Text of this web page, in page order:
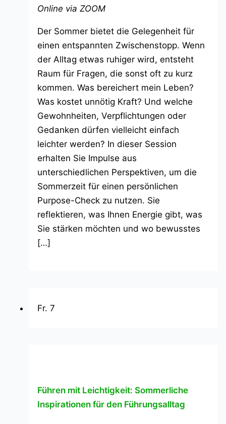
Online via ZOOM
Der Sommer bietet die Gelegenheit für
einen entspannten Zwischenstopp. Wenn
der Alltag etwas ruhiger wird, entsteht
Raum für Fragen, die sonst oft zu kurz
kommen. Was bereichert mein Leben?
Was kostet unnötig Kraft? Und welche
Gewohnheiten, Verpflichtungen oder
Gedanken dürfen vielleicht einfach
leichter werden? In dieser Session
erhalten Sie Impulse aus
unterschiedlichen Perspektiven, um die
Sommerzeit für einen persönlichen
Purpose-Check zu nutzen. Sie
reflektieren, was Ihnen Energie gibt, was
Sie stärken möchten und wo bewusstes
[…]
Fr.7
Führen mit Leichtigkeit: Sommerliche
Inspirationen für den Führungsalltag